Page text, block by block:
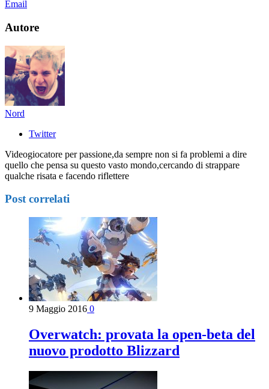
Email
Autore
Nord
Twitter
Videogiocatore per passione,da sempre non si fa problemi a dire
quello che pensa su questo vasto mondo,cercando di strappare
qualche risata e facendo riflettere
Post correlati
9 Maggio 2016 0
Overwatch: provata la open-beta del
nuovo prodotto Blizzard